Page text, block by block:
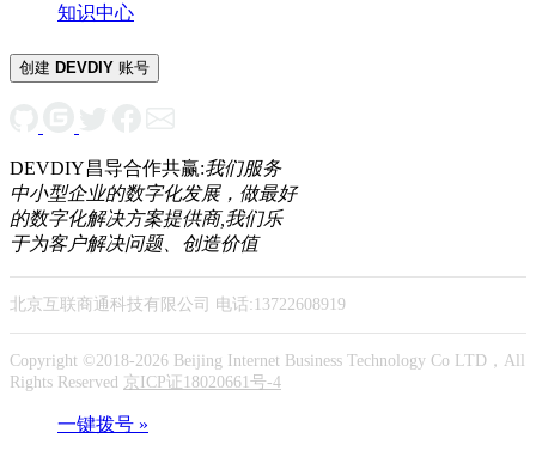
知识中心
创建 DEVDIY 账号
DEVDIY昌导合作共赢:我们服务
中小型企业的数字化发展，做最好
的数字化解决方案提供商,我们乐
于为客户解决问题、创造价值
北京互联商通科技有限公司 电话:13722608919
Copyright ©2018-2026 Beijing Internet Business Technology Co LTD，All
Rights Reserved 京ICP证18020661号-4
一键拨号 »